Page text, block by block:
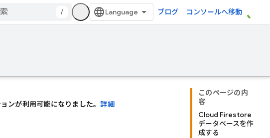
/ ブログ コンソールへ移動
このページの内
容
Cloud Firestore
データベースを作
成する
ンが利用可能になりました。詳細